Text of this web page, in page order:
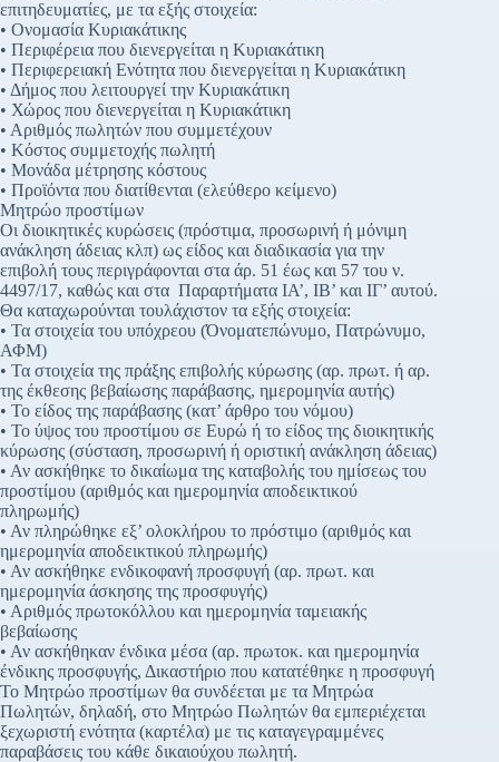
επιτηδευματίες, με τα εξής στοιχεία:
• Ονομασία Κυριακάτικης
• Περιφέρεια που διενεργείται η Κυριακάτικη
• Περιφερειακή Ενότητα που διενεργείται η Κυριακάτικη
• Δήμος που λειτουργεί την Κυριακάτικη
• Χώρος που διενεργείται η Κυριακάτικη
• Αριθμός πωλητών που συμμετέχουν
• Κόστος συμμετοχής πωλητή
• Μονάδα μέτρησης κόστους
• Προϊόντα που διατίθενται (ελεύθερο κείμενο)
Μητρώο προστίμων
Οι διοικητικές κυρώσεις (πρόστιμα, προσωρινή ή μόνιμη
ανάκληση άδειας κλπ) ως είδος και διαδικασία για την
επιβολή τους περιγράφονται στα άρ. 51 έως και 57 του ν.
4497/17, καθώς και στα Παραρτήματα ΙΑ’, ΙΒ’ και ΙΓ’ αυτού.
Θα καταχωρούνται τουλάχιστον τα εξής στοιχεία:
• Τα στοιχεία του υπόχρεου (Όνοματεπώνυμο, Πατρώνυμο,
ΑΦΜ)
• Τα στοιχεία της πράξης επιβολής κύρωσης (αρ. πρωτ. ή αρ.
της έκθεσης βεβαίωσης παράβασης, ημερομηνία αυτής)
• Το είδος της παράβασης (κατ’ άρθρο του νόμου)
• Το ύψος του προστίμου σε Ευρώ ή το είδος της διοικητικής
κύρωσης (σύσταση, προσωρινή ή οριστική ανάκληση άδειας)
• Αν ασκήθηκε το δικαίωμα της καταβολής του ημίσεως του
προστίμου (αριθμός και ημερομηνία αποδεικτικού
πληρωμής)
• Αν πληρώθηκε εξ’ ολοκλήρου το πρόστιμο (αριθμός και
ημερομηνία αποδεικτικού πληρωμής)
• Αν ασκήθηκε ενδικοφανή προσφυγή (αρ. πρωτ. και
ημερομηνία άσκησης της προσφυγής)
• Αριθμός πρωτοκόλλου και ημερομηνία ταμειακής
βεβαίωσης
• Αν ασκήθηκαν ένδικα μέσα (αρ. πρωτοκ. και ημερομηνία
ένδικης προσφυγής, Δικαστήριο που κατατέθηκε η προσφυγή
Το Μητρώο προστίμων θα συνδέεται με τα Μητρώα
Πωλητών, δηλαδή, στο Μητρώο Πωλητών θα εμπεριέχεται
ξεχωριστή ενότητα (καρτέλα) με τις καταγεγραμμένες
παραβάσεις του κάθε δικαιούχου πωλητή.